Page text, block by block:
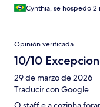
Cynthia, se hospedó 2
Opinión verificada
10/10
29 de marzo de 2026
Traducir con Google